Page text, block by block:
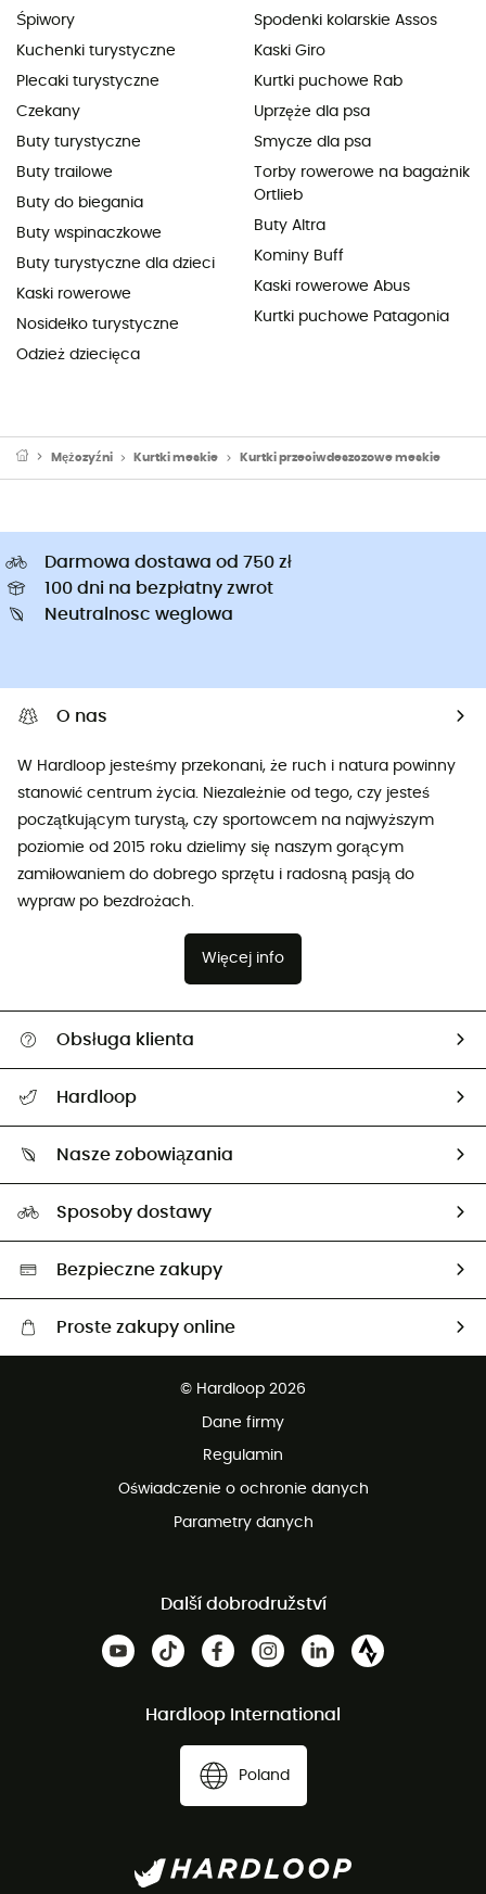
Śpiwory
Kuchenki turystyczne
Plecaki turystyczne
Czekany
Buty turystyczne
Buty trailowe
Buty do biegania
Buty wspinaczkowe
Buty turystyczne dla dzieci
Kaski rowerowe
Nosidełko turystyczne
Odzież dziecięca
Spodenki kolarskie Assos
Kaski Giro
Kurtki puchowe Rab
Uprzęże dla psa
Smycze dla psa
Torby rowerowe na bagażnik
Ortlieb
Buty Altra
Kominy Buff
Kaski rowerowe Abus
Kurtki puchowe Patagonia
Mężczyźni Kurtki meskie Kurtki przeciwdeszczowe meskie
Darmowa dostawa od 750 zł
100 dni na bezpłatny zwrot
Neutralnosc weglowa
O nas
W Hardloop jesteśmy przekonani, że ruch i natura powinny
stanowić centrum życia. Niezależnie od tego, czy jesteś
początkującym turystą, czy sportowcem na najwyższym
poziomie od 2015 roku dzielimy się naszym gorącym
zamiłowaniem do dobrego sprzętu i radosną pasją do
wypraw po bezdrożach.
Więcej info
Obsługa klienta
Śledzenie przesyłki
Zwrot artykułów i zwrot środków
Hardloop
Nasze zobowiązania
Neutralność węglowa
Wybrane produkty eko
Sposoby dostawy
Bezpieczne zakupy
Proste zakupy online
© Hardloop 2026
Dane firmy
Regulamin
Oświadczenie o ochronie danych
Parametry danych
Další dobrodružství
Hardloop International
Poland